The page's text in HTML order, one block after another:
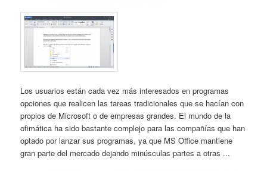
Los usuarios están cada vez más interesados en programas
opciones que realicen las tareas tradicionales que se hacían con
propios de Microsoft o de empresas grandes. El mundo de la
ofimática ha sido bastante complejo para las compañías que han
optado por lanzar sus programas, ya que MS Office mantiene
gran parte del mercado dejando minúsculas partes a otras ...